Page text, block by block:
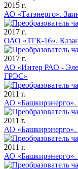
2015 г.
АО «Татэнерго».
2017 г.
ОАО «ТГК-16».
2017 г.
АО «Интер РАО -
ГРЭС»
2011 г.
АО
2011 г.
АО «Башкирэнерго».
2011 г.
АО